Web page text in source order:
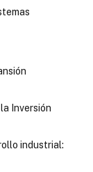
Inversión
industrial: